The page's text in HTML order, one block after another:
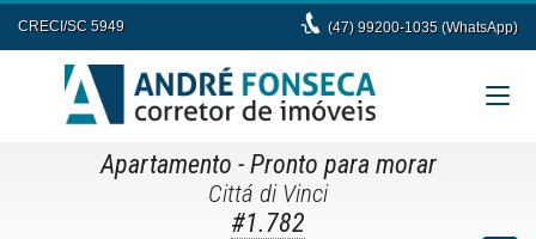
CRECI/SC 5949 (47) 99200-1035 (WhatsApp)
Apartamento - Pronto para morar
Cittá di Vinci
#1.782